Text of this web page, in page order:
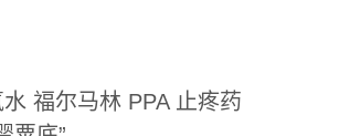
福尔马林 PPA 止疼药